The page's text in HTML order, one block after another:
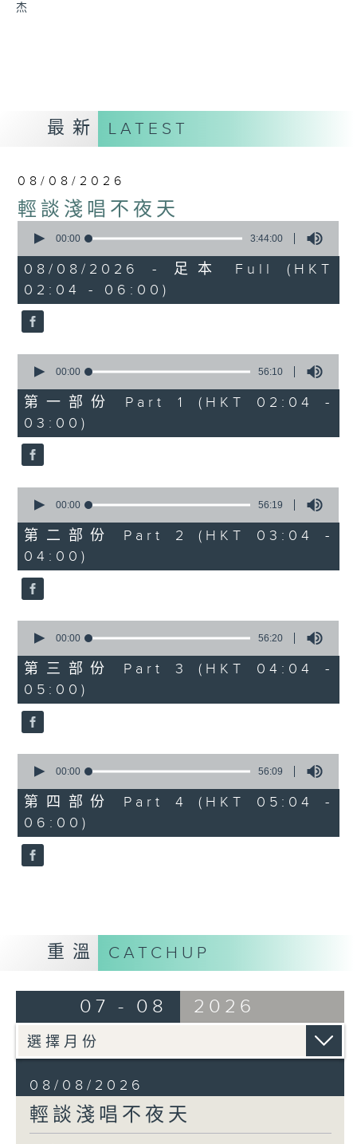
杰
最新 LATEST
08/08/2026
輕談淺唱不夜天
seconds
3
hours,
44
minutes,
0
seconds
00:00 3:44:00
08/08/2026 - 足本 Full (HKT
02:04 - 06:00)
seconds
56
minutes,
10
seconds
00:00 56:10
第一部份 Part 1 (HKT 02:04 -
03:00)
seconds
56
minutes,
19
seconds
00:00 56:19
第二部份 Part 2 (HKT 03:04 -
04:00)
seconds
56
minutes,
20
seconds
00:00 56:20
第三部份 Part 3 (HKT 04:04 -
05:00)
seconds
56
minutes,
9
seconds
00:00 56:09
第四部份 Part 4 (HKT 05:04 -
06:00)
重溫 CATCHUP
07 - 08 2026
08/08/2026
輕談淺唱不夜天